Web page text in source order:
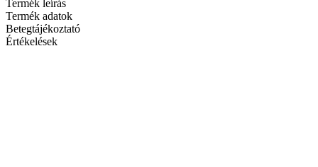
Termék leírás
Termék adatok
Betegtájékoztató
Értékelések